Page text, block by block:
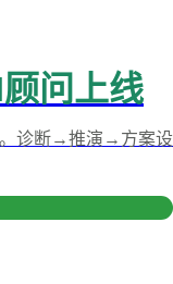
问上线
。诊断→推演→方案设